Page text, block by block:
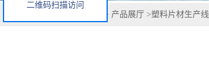
> 产品展厅 >塑料片材生产线
二维码扫描访问